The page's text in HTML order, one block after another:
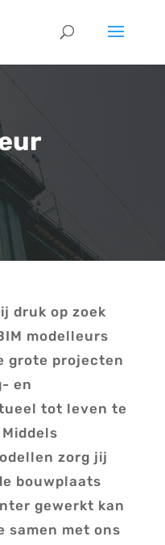
druk op zoek
modelleurs
grote projecten
en
tot leven te
zorg jij
bouwplaats
gewerkt kan
samen met ons